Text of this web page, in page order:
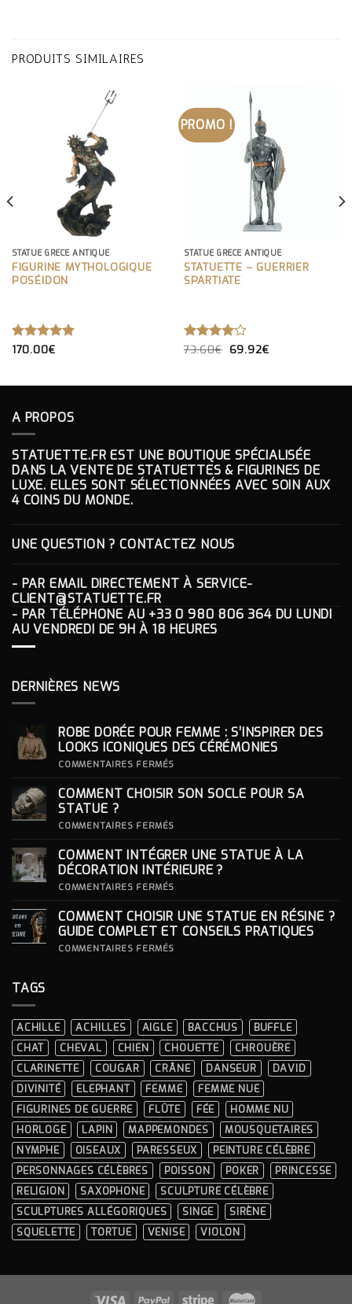
PRODUITS SIMILAIRES
STATUE GRÈCE ANTIQUE
FIGURINE MYTHOLOGIQUE
POSÉIDON
NOTE5.00
170.00€
PROMO !
STATUE GRÈCE ANTIQUE
STATUETTE – GUERRIER
SPARTIATE
NOTE
73.60€ LE
73.60€.
69.92€LE
69.92€.
A PROPOS
STATUETTE.FR EST UNE BOUTIQUE SPÉCIALISÉE
DANS LA VENTE DE STATUETTES & FIGURINES DE
LUXE. ELLES SONT SÉLECTIONNÉES AVEC SOIN AUX
4 COINS DU MONDE.
UNE QUESTION ? CONTACTEZ NOUS
- PAR EMAIL DIRECTEMENT À SERVICE-
CLIENT@STATUETTE.FR
- PAR TÉLÉPHONE AU +33 0 980 806 364DU LUNDI
AU VENDREDI DE 9H À 18 HEURES
DERNIÈRES NEWS
ROBE DORÉE POUR FEMME : S’INSPIRER DES
LOOKS ICONIQUES DES CÉRÉMONIES
COMMENTAIRES FERMÉS
POUR
ICONIQUES
DES
CÉRÉMONIES
COMMENT CHOISIR SON SOCLE POUR SA
STATUE ?
COMMENTAIRES FERMÉS
SON
SOCLE
POUR
COMMENT INTÉGRER UNE STATUE À LA
DÉCORATION INTÉRIEURE ?
COMMENTAIRES FERMÉS
UNE
STATUE
À
COMMENT CHOISIR UNE STATUE EN RÉSINE ?
GUIDE COMPLET ET CONSEILS PRATIQUES
COMMENTAIRES FERMÉS
?
GUIDE
COMPLET
ET
CONSEILS
PRATIQUES
TAGS
ACHILLE ACHILLES AIGLE BACCHUS
BUFFLE
CHAT
CHEVAL CHIEN CHOUETTE
CHROUÈRE
CLARINETTE
COUGAR CRÂNE DANSEUR
DAVID
DIVINITÉ
ELEPHANT FEMME
FEMME NUE
FIGURINES DE GUERRE
FLÛTE FÉE
HOMME NU
HORLOGE
LAPIN MAPPEMONDES
MOUSQUETAIRES
NYMPHE
OISEAUX PARESSEUX
PEINTURE CÉLÈBRE
PERSONNAGES CÉLÈBRES
POISSON POKER
PRINCESSE
RELIGION
SAXOPHONE
SCULPTURE CÉLÈBRE
SCULPTURES ALLÉGORIQUES
SINGE
SIRÈNE
SQUELETTE
TORTUE VENISE VIOLON